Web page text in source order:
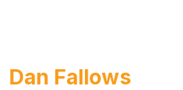
Dan Fallows